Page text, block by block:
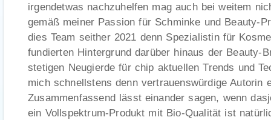
irgendetwas nachzuhelfen mag auch bei weitem
gemäß meiner Passion für Schminke und Beauty-
dies Team seither 2021 denn Spezialistin für
fundierten Hintergrund darüber hinaus der Beauty-
stetigen Neugierde für chip aktuellen Trends und
mich schnellstens denn vertrauenswürdige Autorin
Zusammenfassend lässt einander sagen, wenn
ein Vollspektrum-Produkt mit Bio-Qualität ist